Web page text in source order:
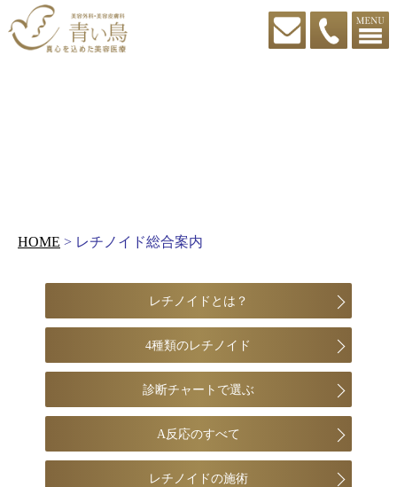
HOME > レチノイド総合案内
レチノイドとは？
4種類のレチノイド
診断チャートで選ぶ
A反応のすべて
レチノイドの施術